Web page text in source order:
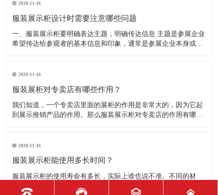
2020-11-16
服装展示柜设计时需要注意哪些问题
一、服装展示柜要明确表达主题，明确传达信息 主题是参展企业
希望传达给参观者的基本信息和印象，通常是参展企业本身或产
2020-11-16
服装展柜对专卖店有哪些作用？
我们知道，一个专卖店里面的展柜的作用是非常大的，因为它起
到展示推销产品的作用。那么服装展示柜对专卖店的作用有哪些
陈列展示商品。把商品的风采展现在消费者面前，使消费者对商
2020-11-16
服装展示柜能使用多长时间？
服装展示柜的使用寿命有多长，实际上谁也说不准。不同的材